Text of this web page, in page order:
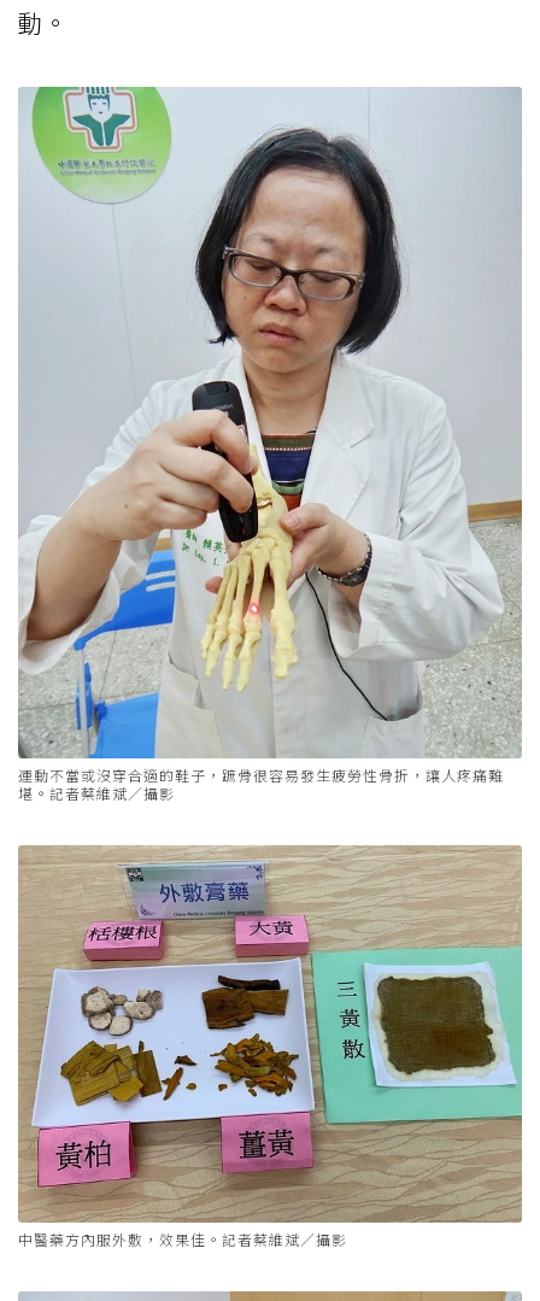
動。
運動不當或沒穿合適的鞋子，蹠骨很容易發生疲勞性骨折，讓人疼痛難
堪。記者蔡維斌／攝影
中醫藥方內服外敷，效果佳。記者蔡維斌／攝影